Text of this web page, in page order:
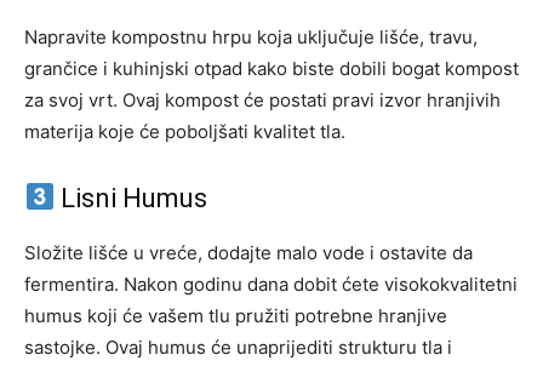
Napravite kompostnu hrpu koja uključuje lišće, travu,
grančice i kuhinjski otpad kako biste dobili bogat kompost
za svoj vrt. Ovaj kompost će postati pravi izvor hranjivih
materija koje će poboljšati kvalitet tla.
Lisni Humus
Složite lišće u vreće, dodajte malo vode i ostavite da
fermentira. Nakon godinu dana dobit ćete visokokvalitetni
humus koji će vašem tlu pružiti potrebne hranjive
sastojke. Ovaj humus će unaprijediti strukturu tla i